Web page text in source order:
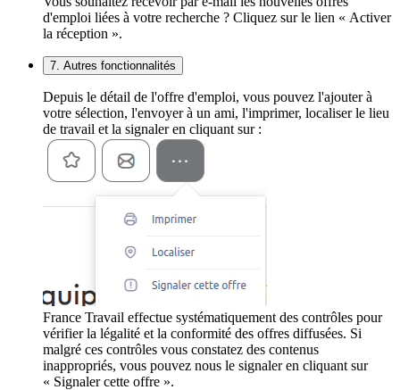
d'emploi liées à votre recherche ? Cliquez sur le lien « Activer
la réception ».
7. Autres fonctionnalités
Depuis le détail de l'offre d'emploi, vous pouvez l'ajouter à
votre sélection, l'envoyer à un ami, l'imprimer, localiser le lieu
de travail et la signaler en cliquant sur :
France Travail effectue systématiquement des contrôles pour
vérifier la légalité et la conformité des offres diffusées. Si
malgré ces contrôles vous constatez des contenus
inappropriés, vous pouvez nous le signaler en cliquant sur
« Signaler cette offre ».